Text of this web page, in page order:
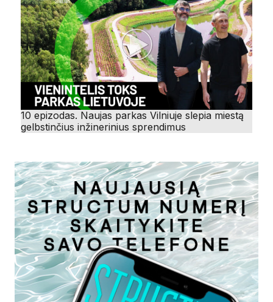
10 epizodas. Naujas parkas Vilniuje slepia miestą
gelbstinčius inžinerinius sprendimus